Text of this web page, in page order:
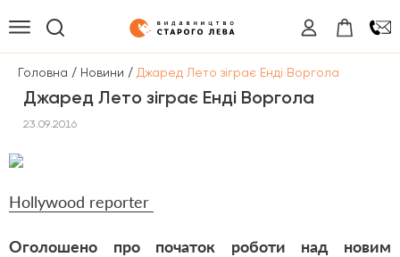
Головна / Новини / Джаред Лето зіграє Енді Воргола
Джаред Лето зіграє Енді Воргола
23.09.2016
Hollywood reporter
Оголошено про початок роботи над новим